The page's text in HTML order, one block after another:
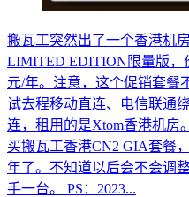
搬瓦工突然出了一个香港机
LIMITED EDITION限量版，
元/年。注意，这个促销套餐
试去程移动直连、电信联通
连，租用的是Xtom香港机房
买搬瓦工香港CN2 GIA套餐
年了。不知道以后会不会调
手一台。 PS：2023...